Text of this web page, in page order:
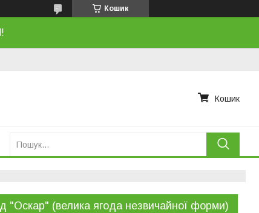
Кошик
Кошик
"Оскар" (велика ягода незвичайної форми)